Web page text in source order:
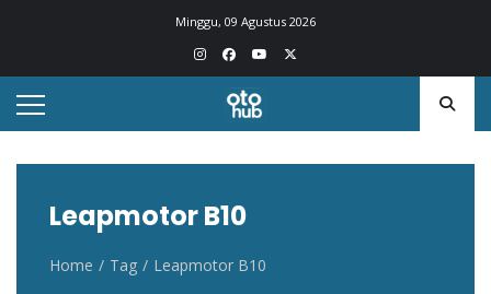
Minggu, 09 Agustus 2026
Otohub.co
Portal berita otomotif Indonesia terkini
Leapmotor B10
Home Tag Leapmotor B10